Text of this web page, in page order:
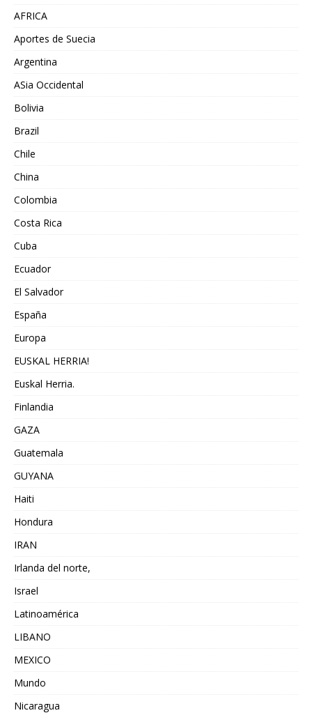
AFRICA
Aportes de Suecia
Argentina
ASia Occidental
Bolivia
Brazil
Chile
China
Colombia
Costa Rica
Cuba
Ecuador
El Salvador
España
Europa
EUSKAL HERRIA!
Euskal Herria.
Finlandia
GAZA
Guatemala
GUYANA
Haiti
Hondura
IRAN
Irlanda del norte,
Israel
Latinoamérica
LIBANO
MEXICO
Mundo
Nicaragua